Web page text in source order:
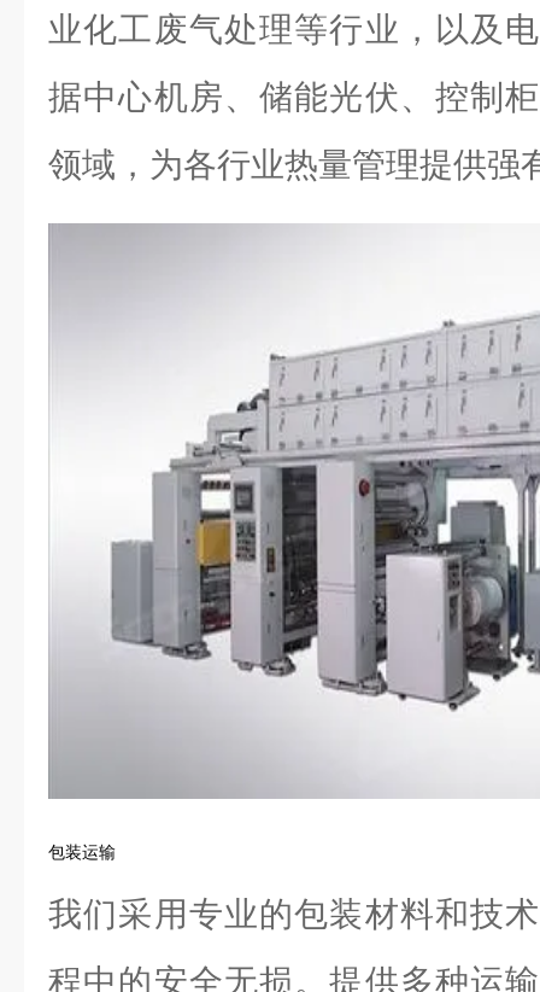
业化工废气处理等行业，以及
据中心机房、储能光伏、控制
领域，为各行业热量管理提供强
包装运输
我们采用专业的包装材料和技
程中的安全无损。提供多种运